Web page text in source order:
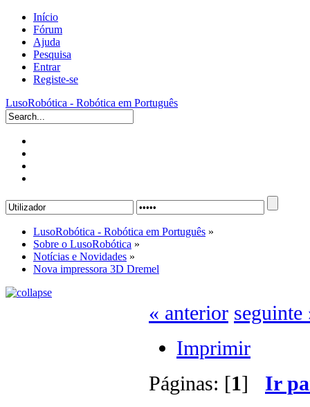
Início
Fórum
Ajuda
Pesquisa
Entrar
Registe-se
LusoRobótica - Robótica em Português
LusoRobótica - Robótica em Português »
Sobre o LusoRobótica »
Notícias e Novidades »
Nova impressora 3D Dremel
« anterior seguinte
Imprimir
Páginas: [1] Ir